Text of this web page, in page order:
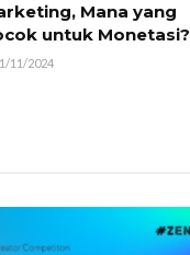
Mana yang
untuk Monetasi?
11/2024